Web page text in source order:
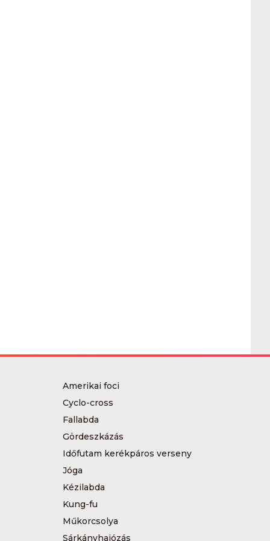
Amerikai foci
Cyclo-cross
Fallabda
Gördeszkázás
Időfutam kerékpáros verseny
Jóga
Kézilabda
Kung-fu
Műkorcsolya
Sárkányhajózás